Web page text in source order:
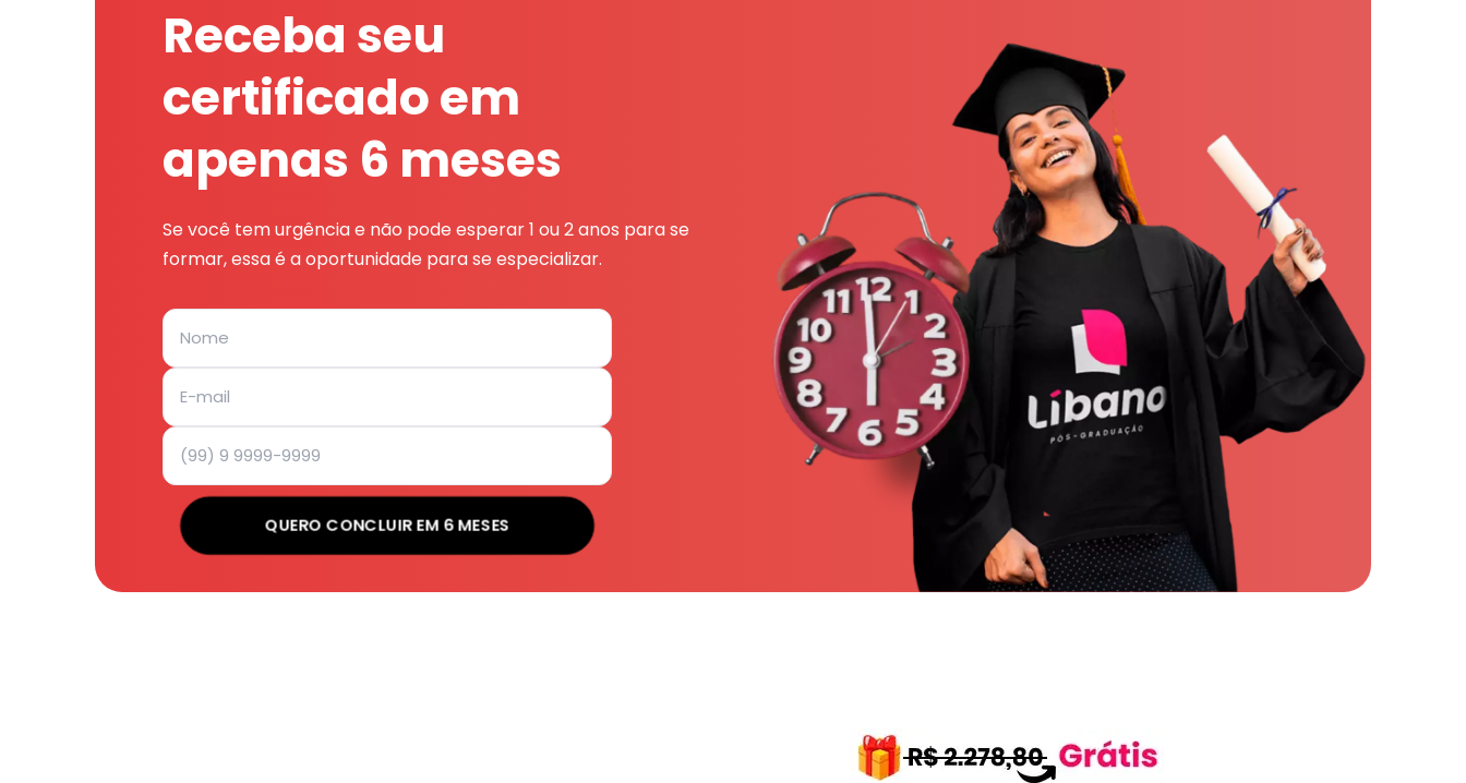
Receba seu
certificado em
apenas 6 meses
Se você tem urgência e não pode esperar 1 ou 2 anos para se
formar, essa é a oportunidade para se especializar.
QUERO CONCLUIR EM 6 MESES